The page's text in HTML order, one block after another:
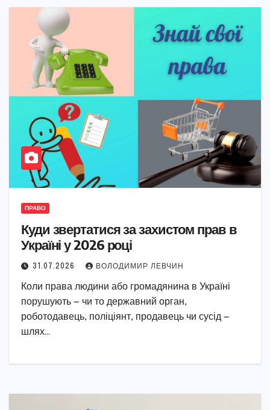
ПРАВО
Куди звертатися за захистом прав в
Україні у 2026 році
31.07.2026 ВОЛОДИМИР ЛЕВЧИН
Коли права людини або громадянина в Україні
порушують — чи то державний орган,
роботодавець, поліціянт, продавець чи сусід —
шлях…